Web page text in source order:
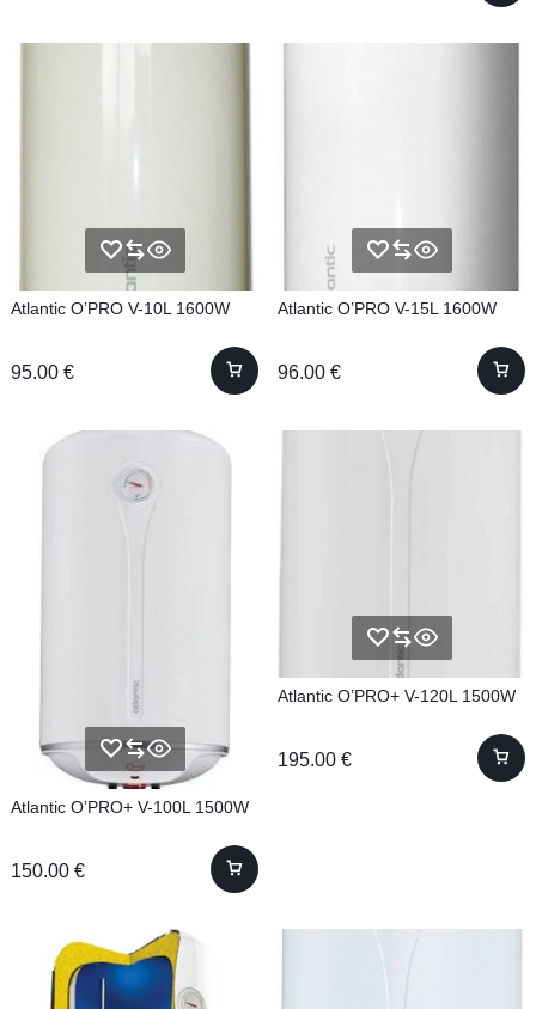
Atlantic O’PRO V-10L 1600W
95.00 €
Atlantic O’PRO V-15L 1600W
96.00 €
Atlantic O’PRO+ V-100L 1500W
150.00 €
Atlantic O’PRO+ V-120L 1500W
195.00 €